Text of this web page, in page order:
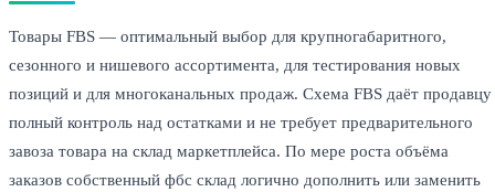
Товары FBS — оптимальный выбор для крупногабаритного,
сезонного и нишевого ассортимента, для тестирования новых
позиций и для многоканальных продаж. Схема FBS даёт продавцу
полный контроль над остатками и не требует предварительного
завоза товара на склад маркетплейса. По мере роста объёма
заказов собственный фбс склад логично дополнить или заменить